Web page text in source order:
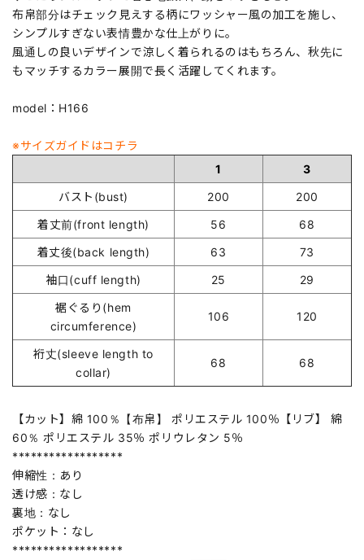
布帛部分はチェック見えする柄にワッシャー風の加工を施し、
シンプルすぎない表情豊かな仕上がりに。
風通しの良いデザインで涼しく着られるのはもちろん、秋先に
もマッチするカラー展開で長く活躍してくれます。
model：H166
※サイズガイドはコチラ
1
3
バスト(bust)
200
200
着丈前(front length)
56
68
着丈後(back length)
63
73
袖口(cuff length)
25
29
裾ぐるり(hem
circumference)
106 120
裄丈(sleeve length to
collar)
68 68
【カット】綿 100％【布帛】 ポリエステル 100％【リブ】 綿
60％ ポリエステル 35％ ポリウレタン 5％
******************
伸縮性：あり
透け感：なし
裏地：なし
ポケット：なし
******************